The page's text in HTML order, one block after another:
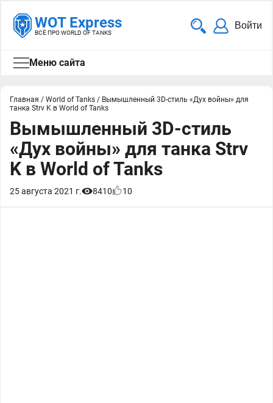
WOT Express
ВСЁ ПРО WORLD OF TANKS
Войти
Меню сайта
Главная / World of Tanks / Вымышленный 3D-стиль «Дух войны» для
танка Strv K в World of Tanks
Вымышленный 3D-стиль
«Дух войны» для танка Strv
K в World of Tanks
25 августа 2021 г. 8410 10